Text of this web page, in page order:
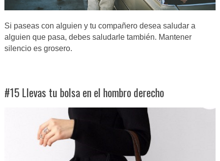
Si paseas con alguien y tu compañero desea saludar a
alguien que pasa, debes saludarle también. Mantener
silencio es grosero.
#15 Llevas tu bolsa en el hombro derecho